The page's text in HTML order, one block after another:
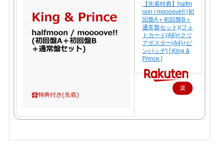
【先着特典】halfm
oon / moooove!! (初
回盤A＋初回盤B＋
通常盤セット)(フォ
トカード(A6)+クリ
アポスター(A4)+ピ
ンバッヂ) [ King &
Prince ]
楽
入